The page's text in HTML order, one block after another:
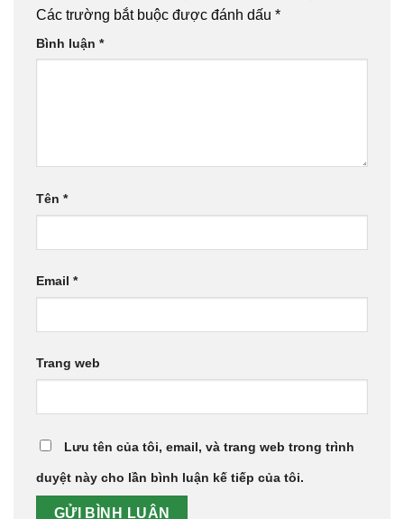
Các trường bắt buộc được đánh dấu *
Bình luận *
Tên *
Email *
Trang web
Lưu tên của tôi, email, và trang web trong trình
duyệt này cho lần bình luận kế tiếp của tôi.